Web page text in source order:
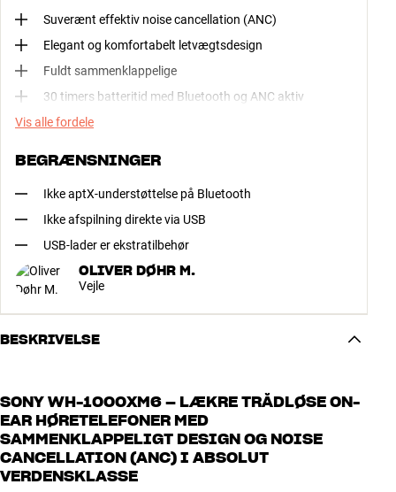
Suverænt effektiv noise cancellation (ANC)
Elegant og komfortabelt letvægtsdesign
Fuldt sammenklappelige
30 timers batteritid med Bluetooth og ANC aktiv
Vis alle fordele
BEGRÆNSNINGER
Ikke aptX-understøttelse på Bluetooth
Ikke afspilning direkte via USB
USB-lader er ekstratilbehør
OLIVER DØHR M.
Vejle
BESKRIVELSE
SONY WH-1000XM6 – LÆKRE TRÅDLØSE ON-
EAR HØRETELEFONER MED
SAMMENKLAPPELIGT DESIGN OG NOISE
CANCELLATION (ANC) I ABSOLUT
VERDENSKLASSE